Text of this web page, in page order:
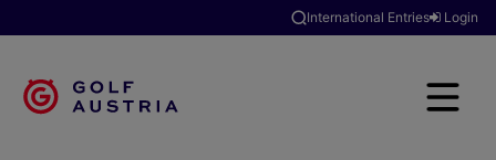
International Entries Login